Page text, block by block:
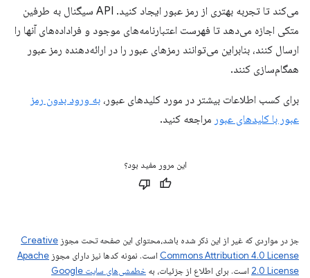
می‌کند تا تجربه بهتری از رمز عبور ایجاد کنید. API سیگنال به طرفین
متکی اجازه می‌دهد تا فهرست اعتبارنامه‌های موجود و فراداده‌های آنها را
ارسال کنند، بنابراین می‌توانند رمزهای عبور را در ارائه‌دهنده رمز عبور
همگام‌سازی کنند.
برای کسب اطلاعات بیشتر در مورد کلیدهای عبور، به ورود بدون رمز
عبور با کلیدهای عبور مراجعه کنید.
این مرور مفید بود؟
جز در مواردی که غیر از این ذکر شده باشد،‌محتوای این صفحه تحت مجوز Creative
Commons Attribution 4.0 License است. نمونه کدها نیز دارای مجوز Apache
2.0 License است. برای اطلاع از جزئیات، به
خطمشی‌های سایت Google